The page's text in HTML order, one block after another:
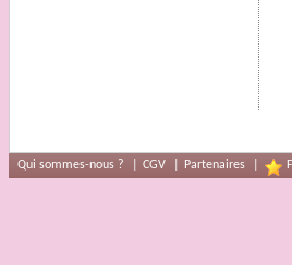
Qui sommes-nous ? CGV Partenaires